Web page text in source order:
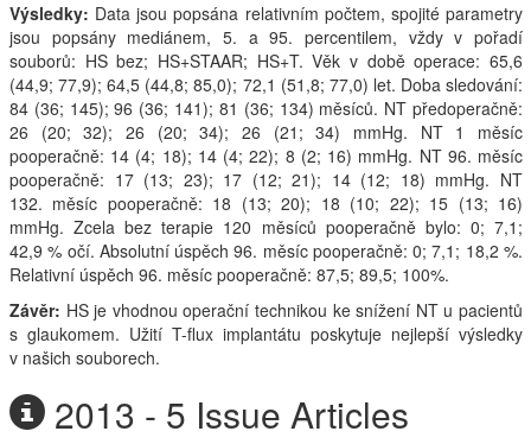
Výsledky: Data jsou popsána relativním počtem, spojité parametry
jsou popsány mediánem, 5. a 95. percentilem, vždy v pořadí
souborů: HS bez; HS+STAAR; HS+T. Věk v době operace: 65,6
(44,9; 77,9); 64,5 (44,8; 85,0); 72,1 (51,8; 77,0) let. Doba sledování:
84 (36; 145); 96 (36; 141); 81 (36; 134) měsíců. NT předoperačně:
26 (20; 32); 26 (20; 34); 26 (21; 34) mmHg. NT 1 měsíc
pooperačně: 14 (4; 18); 14 (4; 22); 8 (2; 16) mmHg. NT 96. měsíc
pooperačně: 17 (13; 23); 17 (12; 21); 14 (12; 18) mmHg. NT
132. měsíc pooperačně: 18 (13; 20); 18 (10; 22); 15 (13; 16)
mmHg. Zcela bez terapie 120 měsíců pooperačně bylo: 0; 7,1;
42,9 % očí. Absolutní úspěch 96. měsíc pooperačně: 0; 7,1; 18,2 %.
Relativní úspěch 96. měsíc pooperačně: 87,5; 89,5; 100%.
Závěr: HS je vhodnou operační technikou ke snížení NT u pacientů
s glaukomem. Užití T-flux implantátu poskytuje nejlepší výsledky
v našich souborech.
2013 - 5 Issue Articles